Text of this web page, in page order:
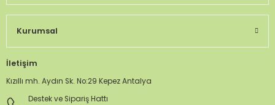
Kurumsal
İletişim
Kızıllı mh. Aydın Sk. No:29 Kepez Antalya
Destek ve Sipariş Hattı